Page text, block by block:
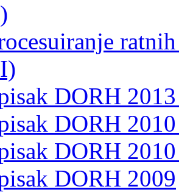
DORH
DORH
DORH
DORH 2009